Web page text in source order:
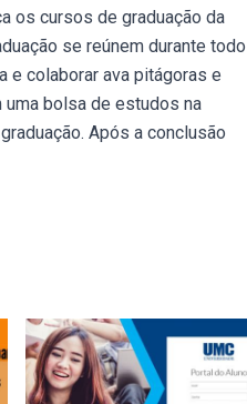
os cursos de graduação da
se reúnem durante todo
e colaborar ava pitágoras e
bolsa de estudos na
Após a conclusão